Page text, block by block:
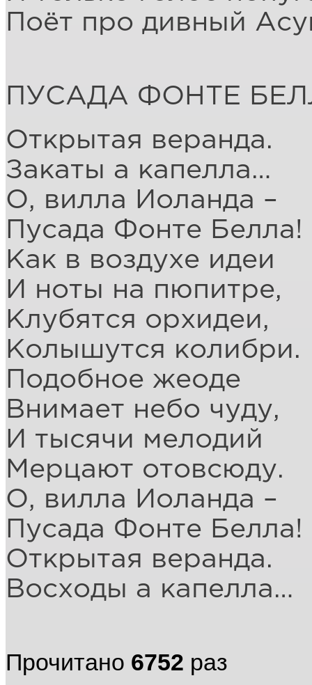
Поёт про дивный
ПУСАДА ФОНТЕ
Открытая веранда.
Закаты а капелла…
О, вилла Иоланда –
Пусада Фонте Белла!
Как в воздухе идеи
И ноты на пюпитре,
Клубятся орхидеи,
Колышутся колибри.
Подобное жеоде
Внимает небо чуду,
И тысячи мелодий
Мерцают отовсюду.
О, вилла Иоланда –
Пусада Фонте Белла!
Открытая веранда.
Восходы а капелла…
Прочитано 6752 раз